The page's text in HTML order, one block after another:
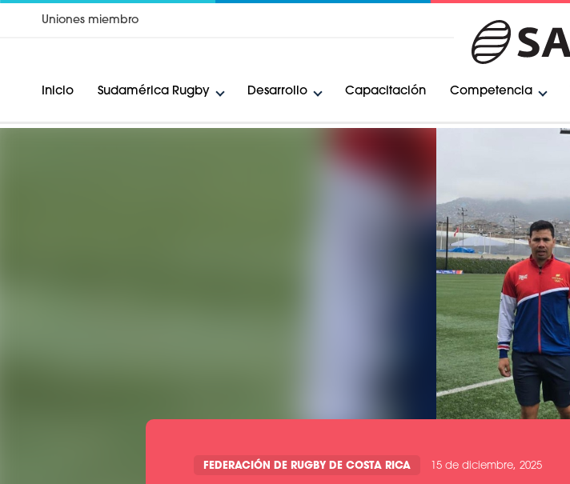
Uniones miembro
Inicio Sudamérica Rugby Desarrollo Capacitación Competencia
FEDERACIÓN DE RUGBY DE COSTA RICA 15 de diciembre, 2025